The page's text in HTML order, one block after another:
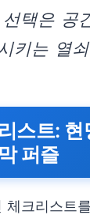
택은 공
키는 열쇠
스트: 현
퍼즐
크리스트